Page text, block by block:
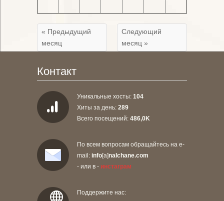
« Предыдущий
месяц
Следующий
месяц »
Контакт
Уникальные хосты: 104
Хиты за день: 289
Всего посещений: 486,0K
По всем вопросам обращайтесь на e-
mail: info[a]nalchane.com
- или в - инстаграм
Поддержите нас: